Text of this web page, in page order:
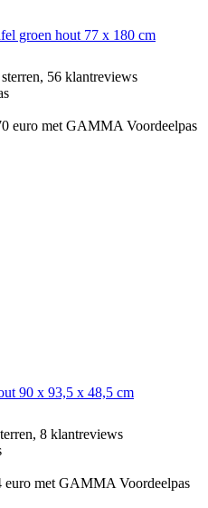
groen hout 77 x 180 cm
56 klantreviews
euro met GAMMA Voordeelpas
90 x 93,5 x 48,5 cm
8 klantreviews
met GAMMA Voordeelpas